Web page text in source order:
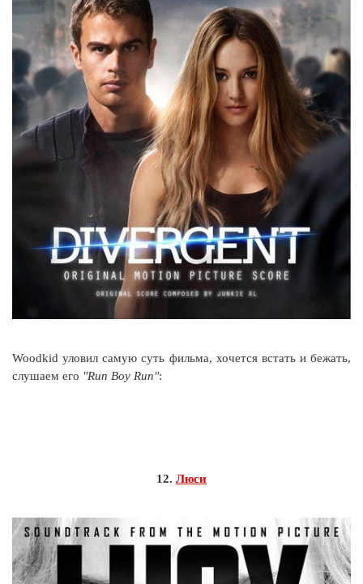
Woodkid уловил самую суть фильма, хочется встать и бежать,
слушаем его "Run Boy Run":
12. Люси